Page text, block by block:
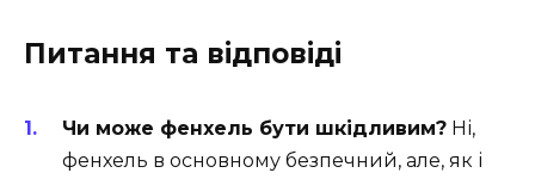
Питання та відповіді
Чи може фенхель бути шкідливим? Ні,
фенхель в основному безпечний, але, як і